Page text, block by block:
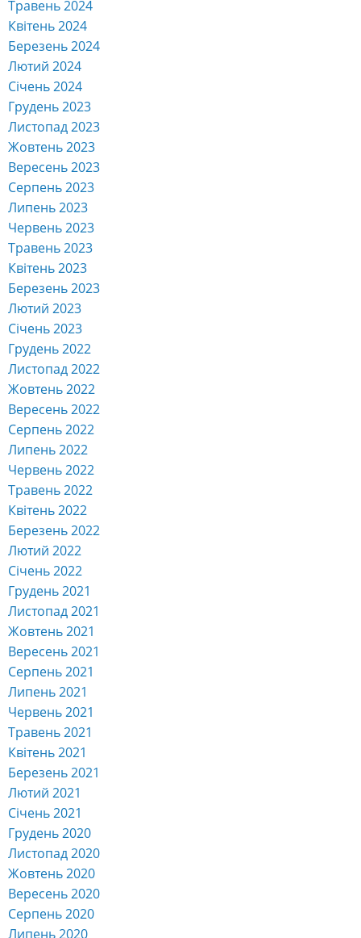
Травень 2024
Квітень 2024
Березень 2024
Лютий 2024
Січень 2024
Грудень 2023
Листопад 2023
Жовтень 2023
Вересень 2023
Серпень 2023
Липень 2023
Червень 2023
Травень 2023
Квітень 2023
Березень 2023
Лютий 2023
Січень 2023
Грудень 2022
Листопад 2022
Жовтень 2022
Вересень 2022
Серпень 2022
Липень 2022
Червень 2022
Травень 2022
Квітень 2022
Березень 2022
Лютий 2022
Січень 2022
Грудень 2021
Листопад 2021
Жовтень 2021
Вересень 2021
Серпень 2021
Липень 2021
Червень 2021
Травень 2021
Квітень 2021
Березень 2021
Лютий 2021
Січень 2021
Грудень 2020
Листопад 2020
Жовтень 2020
Вересень 2020
Серпень 2020
Липень 2020